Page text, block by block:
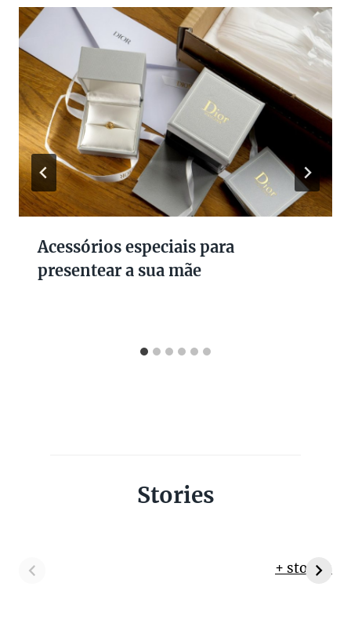
Acessórios especiais para
presentear a sua mãe
Stories
+ stories